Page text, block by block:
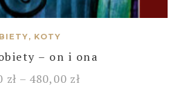
KOTY
– on i ona
zł – 480,00 zł